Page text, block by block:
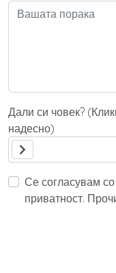
Дали си човек?
надесно)
Се согласувам
приватност.